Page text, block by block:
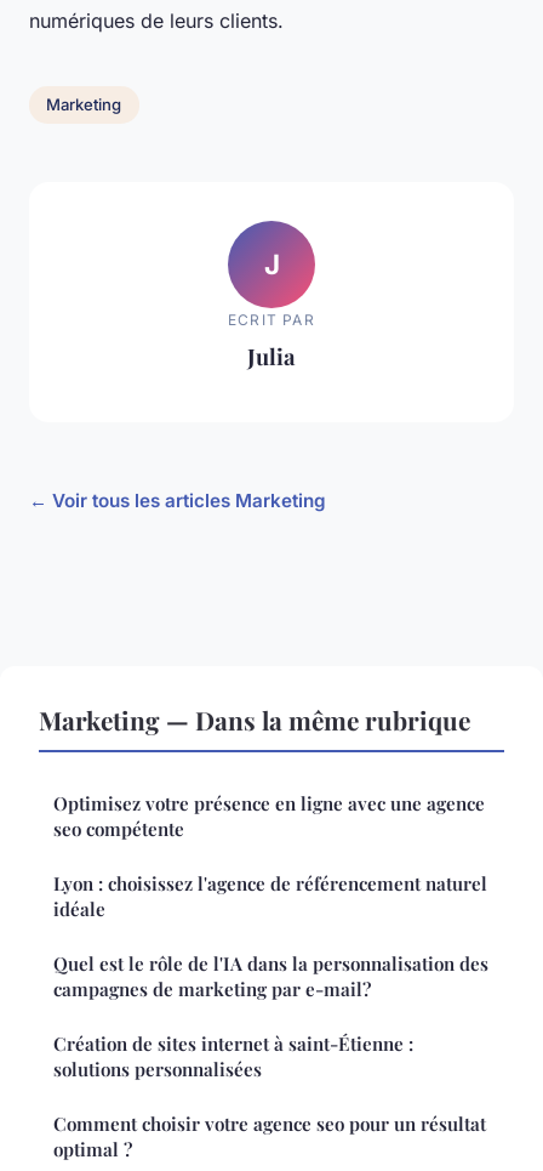
numériques de leurs clients.
Marketing
J
ECRIT PAR
Julia
← Voir tous les articles Marketing
Marketing — Dans la même rubrique
Optimisez votre présence en ligne avec une agence
seo compétente
Lyon : choisissez l'agence de référencement naturel
idéale
Quel est le rôle de l'IA dans la personnalisation des
campagnes de marketing par e-mail?
Création de sites internet à saint-Étienne :
solutions personnalisées
Comment choisir votre agence seo pour un résultat
optimal ?